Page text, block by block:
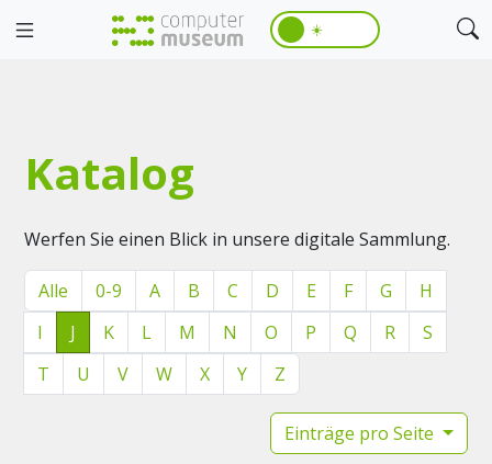
☀️
Katalog
Werfen Sie einen Blick in unsere digitale Sammlung.
Alle 0-9 A B C D E F G
H
I
J K L M N O P Q R
S
T
U V W X Y Z
Einträge pro Seite